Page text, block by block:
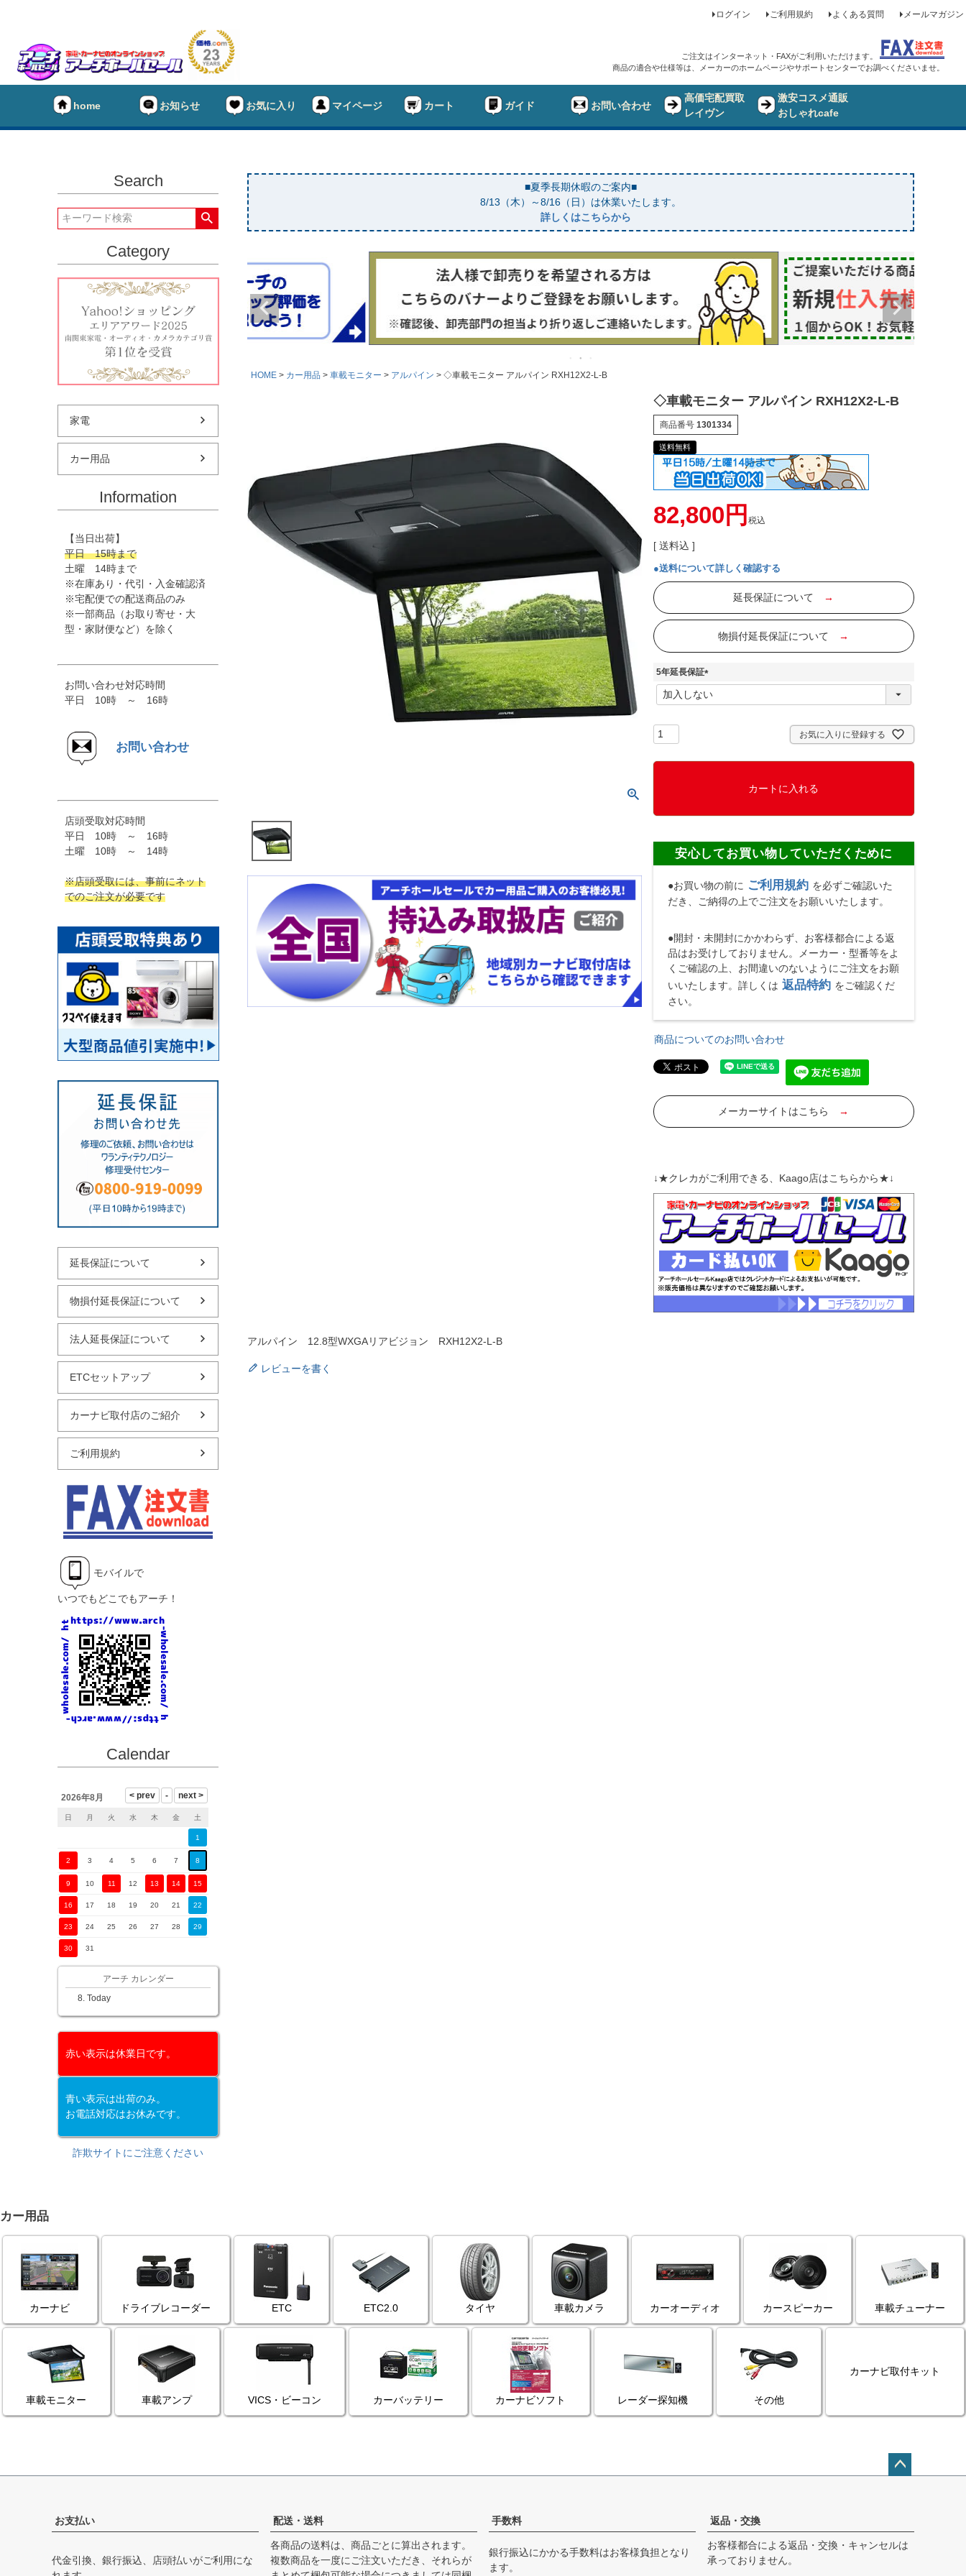
ログイン ご利用規約 よくある質問 メールマガジン
ご注文はインターネット・FAXがご利用いただけます。
商品の適合や仕様等は、メーカーのホームページやサポートセンターでお調べくださいませ。
home お知らせ お気に入り マイページ カート ガイド お問い合わせ
高価宅配買取
レイヴン
激安コスメ通販
おしゃれcafe
Search
Category
家電
カー用品
Information
【当日出荷】
平日 15時まで
土曜 14時まで
※在庫あり・代引・入金確認済
※宅配便での配送商品のみ
※一部商品（お取り寄せ・大
型・家財便など）を除く
お問い合わせ対応時間
平日 10時 ～ 16時
お問い合わせ
店頭受取対応時間
平日 10時 ～ 16時
土曜 10時 ～ 14時
※店頭受取には、事前にネット
でのご注文が必要です
延長保証について
物損付延長保証について
法人延長保証について
ETCセットアップ
カーナビ取付店のご紹介
ご利用規約
モバイルで
いつでもどこでもアーチ！
Calendar
2026年8月
日 月 火 水 木 金 土
1
2 3 4 5 6 7 8
9 10 11 12 13 14 15
16 17 18 19 20 21 22
23 24 25 26 27 28 29
30 31
アーチ カレンダー
Today
赤い表示は休業日です。
青い表示は出荷のみ。
お電話対応はお休みです。
詐欺サイトにご注意ください
■夏季長期休暇のご案内■
8/13（木）～8/16（日）は休業いたします。
詳しくはこちらから
HOME カー用品 車載モニター アルパイン ◇車載モニター アルパイン RXH12X2-L-B
◇車載モニター アルパイン RXH12X2-L-B
商品番号 1301334
送料無料
82,800 税込
送料込
●送料について詳しく確認する
延長保証について →
物損付延長保証について →
5年延長保証
(
必
お気に入りに登録する
カートに入れる
安心してお買い物していただくために
●お買い物の前に ご利用規約 を必ずご確認いた
だき、ご納得の上でご注文をお願いいたします。
●開封・未開封にかかわらず、お客様都合による返
品はお受けしておりません。メーカー・型番等をよ
くご確認の上、お間違いのないようにご注文をお願
いいたします。詳しくは 返品特約 をご確認くだ
さい。
商品についてのお問い合わせ
メーカーサイトはこちら →
↓★クレカがご利用できる、Kaago店はこちらから★↓
アルパイン 12.8型WXGAリアビジョン RXH12X2-L-B
レビューを書く
カー用品
カーナビ ドライブレコーダー ETC ETC2.0 タイヤ 車載カメラ カーオーディオ カースピーカー 車載チューナー
車載モニター 車載アンプ VICS・ビーコン カーバッテリー カーナビソフト レーダー探知機 その他
カーナビ取付キット
へ
お支払い
代金引換、銀行振込、店頭払いがご利用にな
配送・送料
各商品の送料は、商品ごとに算出されます。
複数商品を一度にご注文いただき、それらが
手数料
銀行振込にかかる手数料はお客様負担となり
ます。
返品・交換
お客様都合による返品・交換・キャンセルは
承っておりません。